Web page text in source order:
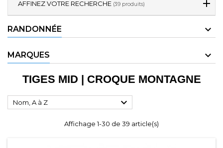
AFFINEZ VOTRE RECHERCHE (39 produits)
RANDONNÉE
MARQUES
TIGES MID | CROQUE MONTAGNE
Nom, A à Z 
Affichage 1-30 de 39 article(s)